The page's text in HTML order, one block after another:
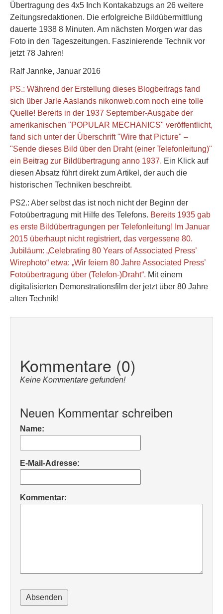
Übertragung des 4x5 Inch Kontakabzugs an 26 weitere
Zeitungsredaktionen. Die erfolgreiche Bildübermittlung
dauerte 1938 8 Minuten. Am nächsten Morgen war das
Foto in den Tageszeitungen. Faszinierende Technik vor
jetzt 78 Jahren!
Ralf Jannke, Januar 2016
PS.: Während der Erstellung dieses Blogbeitrags fand
sich über Jarle Aaslands nikonweb.com noch eine tolle
Quelle! Bereits in der 1937 September-Ausgabe der
amerikanischen "POPULAR MECHANICS" veröffentlicht,
fand sich unter der Überschrift "Wire that Picture" –
"Sende dieses Bild über den Draht (einer Telefonleitung)"
ein Beitrag zur Bildübertragung anno 1937. Ein Klick auf
diesen Absatz führt direkt zum Artikel, der auch die
historischen Techniken beschreibt.
PS2.: Aber selbst das ist noch nicht der Beginn der
Fotoübertragung mit Hilfe des Telefons. Bereits 1935 gab
es erste Bildübertragungen per Telefonleitung! Im Januar
2015 überhaupt nicht registriert, das vergessene 80.
Jubiläum: „Celebrating 80 Years of Associated Press’
Wirephoto“ etwa: „Wir feiern 80 Jahre Associated Press’
Fotoübertragung über (Telefon-)Draht“. Mit einem
digitalisierten Demonstrationsfilm der jetzt über 80 Jahre
alten Technik!
Kommentare (0)
Keine Kommentare gefunden!
Neuen Kommentar schreiben
Name:
E-Mail-Adresse:
Kommentar: